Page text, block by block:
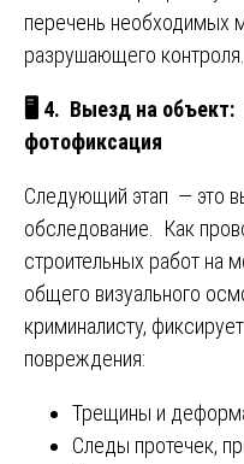
перечень необходимых
разрушающего
🖥️ 4. Выезд на объект:
фотофиксация
Следующий этап — это
обследование. Как
строительных работ на
общего визуального
криминалисту,
повреждения:
Трещины и
Следы протечек,